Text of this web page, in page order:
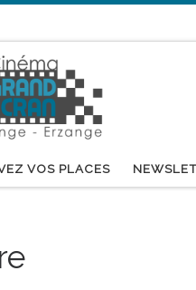
VOS PLACES